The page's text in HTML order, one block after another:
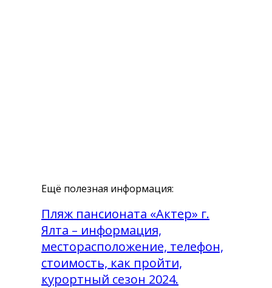
Ещё полезная информация:
Пляж пансионата «Актер» г.
Ялта – информация,
месторасположение, телефон,
стоимость, как пройти,
курортный сезон 2024.